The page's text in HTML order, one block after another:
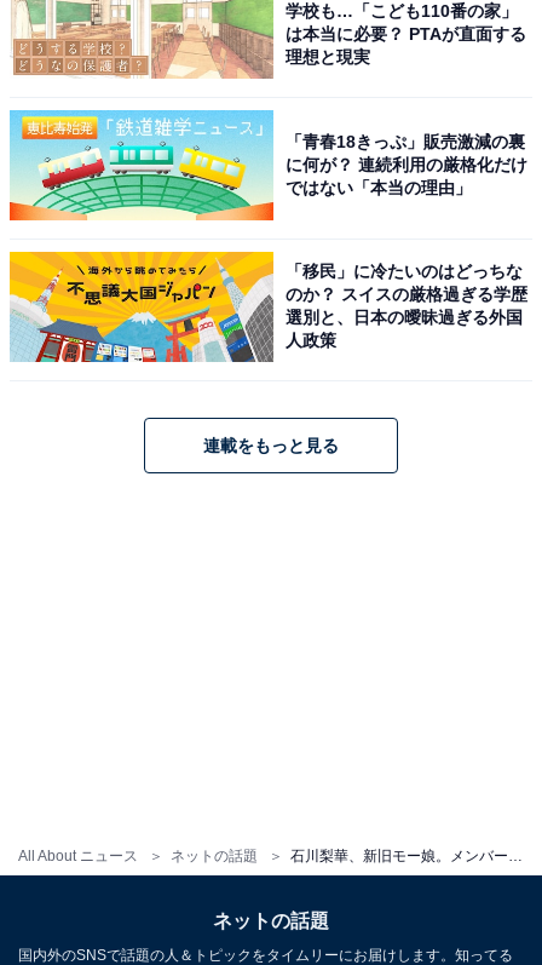
All About ニュース ネットの話題
学校も…「こども110番の家」
は本当に必要？ PTAが直面する
理想と現実
「青春18きっぷ」販売激減の裏
に何が？ 連続利用の厳格化だけ
ではない「本当の理由」
「移民」に冷たいのはどっちな
のか？ スイスの厳格過ぎる学歴
選別と、日本の曖昧過ぎる外国
人政策
連載をもっと見る
ネットの話題
国内外のSNSで話題の人＆トピックをタイムリーにお届けします。知ってる